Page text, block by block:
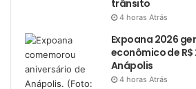
trânsito
4 horas Atrás
Expoana 2026
econômico de R$
Anápolis
4 horas Atrás